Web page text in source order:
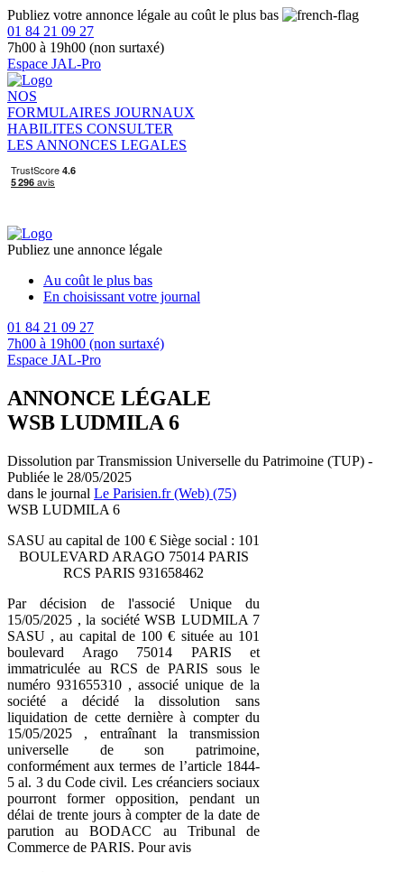
Publiez votre annonce légale au coût le plus bas
01 84 21 09 27
7h00 à 19h00 (non surtaxé)
Espace JAL-Pro
NOS
FORMULAIRES JOURNAUX
HABILITES CONSULTER
LES ANNONCES LEGALES
Publiez une annonce légale
Au coût le plus bas
En choisissant votre journal
01 84 21 09 27
7h00 à 19h00 (non surtaxé)
Espace JAL-Pro
ANNONCE LÉGALE
WSB LUDMILA 6
Dissolution par Transmission Universelle du Patrimoine (TUP) -
Publiée le 28/05/2025
dans le journal Le Parisien.fr (Web) (75)
WSB LUDMILA 6
SASU au capital de 100 € Siège social : 101
BOULEVARD ARAGO 75014 PARIS
RCS PARIS 931658462
Par décision de l'associé Unique du
15/05/2025 , la société WSB LUDMILA 7
SASU , au capital de 100 € située au 101
boulevard Arago 75014 PARIS et
immatriculée au RCS de PARIS sous le
numéro 931655310 , associé unique de la
société a décidé la dissolution sans
liquidation de cette dernière à compter du
15/05/2025 , entraînant la transmission
universelle de son patrimoine,
conformément aux termes de l’article 1844-
5 al. 3 du Code civil. Les créanciers sociaux
pourront former opposition, pendant un
délai de trente jours à compter de la date de
parution au BODACC au Tribunal de
Commerce de PARIS. Pour avis